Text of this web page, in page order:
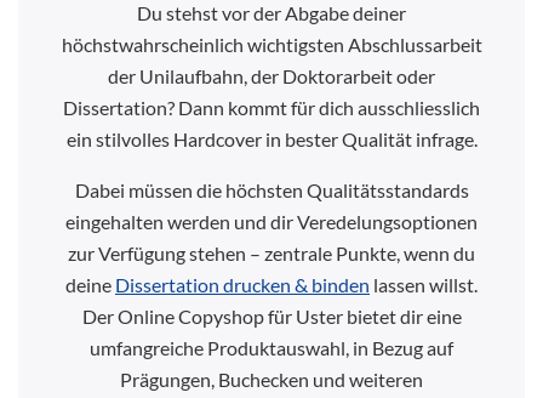
Du stehst vor der Abgabe deiner
höchstwahrscheinlich wichtigsten Abschlussarbeit
der Unilaufbahn, der Doktorarbeit oder
Dissertation? Dann kommt für dich ausschliesslich
ein stilvolles Hardcover in bester Qualität infrage.
Dabei müssen die höchsten Qualitätsstandards
eingehalten werden und dir Veredelungsoptionen
zur Verfügung stehen – zentrale Punkte, wenn du
deine Dissertation drucken & binden lassen willst.
Der Online Copyshop für Uster bietet dir eine
umfangreiche Produktauswahl, in Bezug auf
Prägungen, Buchecken und weiteren